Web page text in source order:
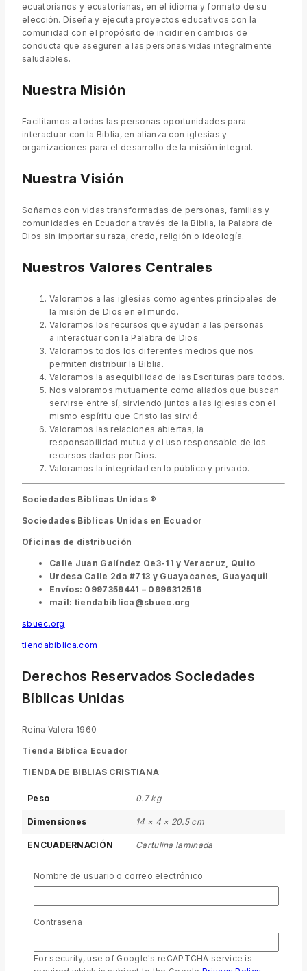
ecuatorianos y ecuatorianas, en el idioma y formato de su
elección. Diseña y ejecuta proyectos educativos con la
comunidad con el propósito de incidir en cambios de
conducta que aseguren a las personas vidas integralmente
saludables.
Nuestra Misión
Facilitamos a todas las personas oportunidades para
interactuar con la Biblia, en alianza con iglesias y
organizaciones para el desarrollo de la misión integral.
Nuestra Visión
Soñamos con vidas transformadas de personas, familias y
comunidades en Ecuador a través de la Biblia, la Palabra de
Dios sin importar su raza, credo, religión o ideología.
Nuestros Valores Centrales
Valoramos a las iglesias como agentes principales de
la misión de Dios en el mundo.
Valoramos los recursos que ayudan a las personas
a interactuar con la Palabra de Dios.
Valoramos todos los diferentes medios que nos
permiten distribuir la Biblia.
Valoramos la asequibilidad de las Escrituras para todos.
Nos valoramos mutuamente como aliados que buscan
servirse entre sí, sirviendo juntos a las iglesias con el
mismo espíritu que Cristo las sirvió.
Valoramos las relaciones abiertas, la
responsabilidad mutua y el uso responsable de los
recursos dados por Dios.
Valoramos la integridad en lo público y privado.
Sociedades Biblicas Unidas ®
Sociedades Biblicas Unidas en Ecuador
Oficinas de distribución
Calle Juan Galíndez Oe3-11 y Veracruz, Quito
Urdesa Calle 2da #713 y Guayacanes, Guayaquil
Envíos: 0997359441 – 0996312516
mail: tiendabiblica@sbuec.org
sbuec.org
tiendabiblica.com
Derechos Reservados Sociedades
Bíblicas Unidas
Reina Valera 1960
Tienda Bíblica Ecuador
TIENDA DE BIBLIAS CRISTIANA
Peso 0.7 kg
Dimensiones 14 × 4 × 20.5 cm
ENCUADERNACIÓN Cartulina laminada
VERSÍCULOS
paragráfico)
COLOR Colores
TAMAÑO BIBLIA
BORDE Índice Pintado
Nombre de usuario o correo electrónico
Contraseña
For security, use of Google's reCAPTCHA service is